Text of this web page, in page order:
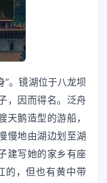
”。镜湖位于八龙坝
，因而得名。泛舟
鹅造型的游船，
慢地由湖边划至湖
建写她的家乡有座
的，但也有黄中带